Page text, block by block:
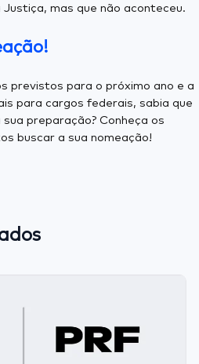
mas que não aconteceu.
previstos para o próximo ano e a
para cargos federais, sabia que
preparação? Conheça os
buscar a sua nomeação!